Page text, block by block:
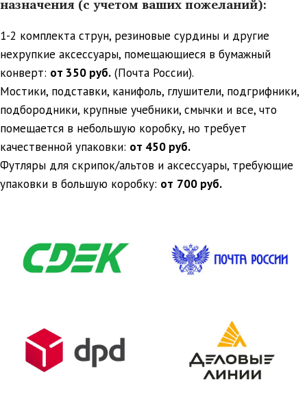
1-2 комплекта струн, резиновые сурдины и другие
нехрупкие аксессуары, помещающиеся в бумажный
конверт: от 350 руб. (Почта России).
Мостики, подставки, канифоль, глушители, подгрифники,
подбородники, крупные учебники, смычки и все, что
помещается в небольшую коробку, но требует
качественной упаковки: от 450 руб.
Футляры для скрипок/альтов и аксессуары, требующие
упаковки в большую коробку: от 700 руб.